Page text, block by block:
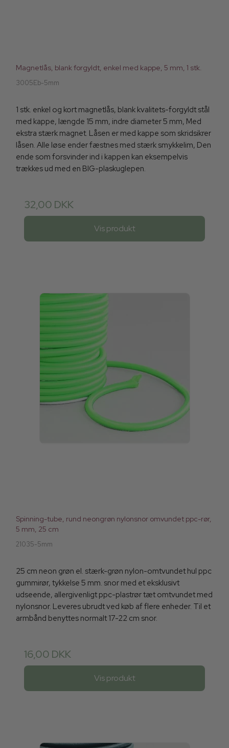
Magnetlås, blank forgyldt, enkel med kappe, 5 mm, 1 stk.
3005Eb-5mm
1 stk. enkel og kort magnetlås, blank kvalitets-forgyldt stål
med kappe, længde 15 mm, indre diameter 5 mm, Med
ekstra stærk magnet. Låsen er med kappe som skridsikrer
låsen. Alle løse ender fæstnes med stærk smykkelim, Den
ende som forsvinder ind i kappen kan eksempelvis
trækkes ud med en BIG-plaskuglepen.
32,00 DKK
Vis produkt
Spinning-tube, rund neongrøn nylonsnor omvundet ppc-rør,
5 mm, 25 cm
21035-5mm
25 cm neon grøn el. stærk-grøn nylon-omtvundet hul ppc
gummirør, tykkelse 5 mm. snor med et eksklusivt
udseende, allergivenligt ppc-plastrør tæt omtvundet med
nylonsnor. Leveres ubrudt ved køb af flere enheder. Til et
armbånd benyttes normalt 17-22 cm snor.
16,00 DKK
Vis produkt